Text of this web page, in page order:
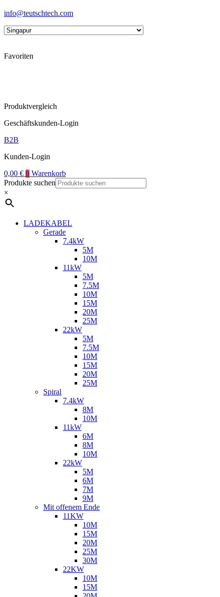
info@teutschtech.com
Favoriten
Produktvergleich
Geschäftskunden-Login
B2B
Kunden-Login
0,00 € 0 Warenkorb
Produkte suchen
×
LADEKABEL
Gerade
7.4kW
5M
10M
11kW
5M
7.5M
10M
15M
20M
25M
22kW
5M
7.5M
10M
15M
20M
25M
Spiral
7.4kW
8M
10M
11kW
6M
8M
10M
22kW
5M
6M
7M
9M
Mit offenem Ende
11KW
10M
15M
20M
25M
30M
22KW
10M
15M